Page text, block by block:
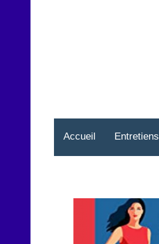
Accueil Entretiens